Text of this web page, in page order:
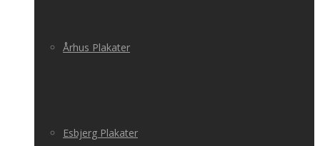
Århus Plakater
Esbjerg Plakater